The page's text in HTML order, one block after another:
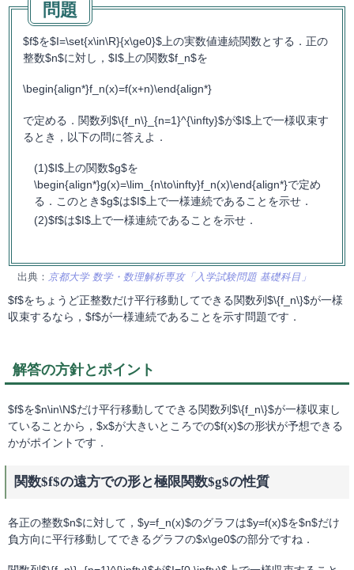
$f$を$I=\set{x\in\R}{x\ge0}$上の実数値連続関数とする．正の
整数$n$に対し，$I$上の関数$f_n$を
\begin{align*}f_n(x)=f(x+n)\end{align*}
で定める．関数列$\{f_n\}_{n=1}^{\infty}$が$I$上で一様収束す
るとき，以下の問に答えよ．
$I$上の関数$g$を
\begin{align*}g(x)=\lim_{n\to\infty}f_n(x)\end{align*}で定め
る．このとき$g$は$I$上で一様連続であることを示せ．
$f$は$I$上で一様連続であることを示せ．
出典： 京都大学 数学・数理解析専攻「入学試験問題 基礎科目」
$f$をちょうど正整数だけ平行移動してできる関数列$\{f_n\}$が一様
収束するなら，$f$が一様連続であることを示す問題です．
解答の方針とポイント
$f$を$n\in\N$だけ平行移動してできる関数列$\{f_n\}$が一様収束し
ていることから，$x$が大きいところでの$f(x)$の形状が予想できる
かがポイントです．
関数$f$の遠方での形と極限関数$g$の性質
各正の整数$n$に対して，$y=f_n(x)$のグラフは$y=f(x)$を$n$だけ
負方向に平行移動してできるグラフの$x\ge0$の部分ですね．